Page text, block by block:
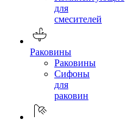
для
смесителей
Раковины
Раковины
Сифоны
для
раковин